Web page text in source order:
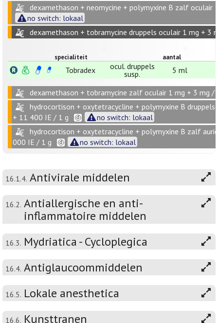
dexamethason + neomycine + polymyxine B zalf
no switch: lokaal
dexamethason + tobramycine druppels oculair 1 mg + 3
specialiteit aantal
Tobradex
ocul. druppels
susp.
5 ml
dexamethason + tobramycine zalf oculair 1 mg + 3 mg /
hydrocortison + oxytetracycline + polymyxine B
+ 11 400 IE / 1 g
no switch: lokaal
hydrocortison + oxytetracycline + polymyxine B zalf
000 IE / 1 g
no switch: lokaal
16.1.4. Antivirale middelen
16.2. Antiallergische en anti-
inflammatoire middelen
16.3. Mydriatica - Cycloplegica
16.4. Antiglaucoommiddelen
16.5. Lokale anesthetica
16.6. Kunsttranen